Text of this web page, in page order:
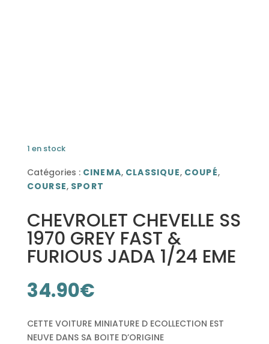
1 en stock
Catégories : CINEMA, CLASSIQUE, COUPÉ,
COURSE, SPORT
CHEVROLET CHEVELLE SS
1970 GREY FAST &
FURIOUS JADA 1/24 EME
34.90€
CETTE VOITURE MINIATURE D ECOLLECTION EST
NEUVE DANS SA BOITE D’ORIGINE